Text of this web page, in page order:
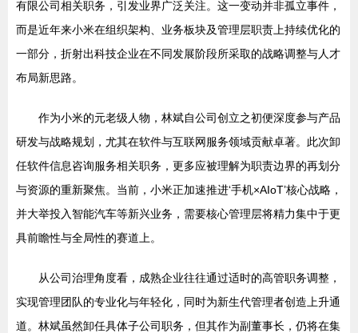
有限公司相关职务，引发业界广泛关注。这一变动并非孤立事件，
而是近年来小米在组织架构、业务板块及管理层职责上持续优化的
一部分，折射出科技企业在不同发展阶段所采取的战略调整与人才
布局新思路。
作为小米的元老级人物，林斌自公司创立之初便深度参与产品
研发与战略规划，尤其在软件与互联网服务领域贡献卓著。此次卸
任软件信息咨询服务相关职务，更多应被理解为职责边界的再划分
与资源的重新聚焦。当前，小米正加速推进‘手机×AIoT’核心战略，
并大举投入智能汽车等新兴业务，需要核心管理层将精力集中于更
具前瞻性与全局性的赛道上。
从公司治理角度看，成熟企业往往通过适时的高管职务调整，
实现管理团队的专业化与年轻化，同时为新生代管理者创造上升通
道。林斌虽然卸任具体子公司职务，但其作为副董事长，仍将在集